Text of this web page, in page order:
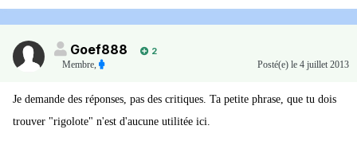
Goef888
2
Membre, Posté(e) le 4 juillet 2013
Je demande des réponses, pas des critiques. Ta petite phrase, que tu dois
trouver "rigolote" n'est d'aucune utilitée ici.